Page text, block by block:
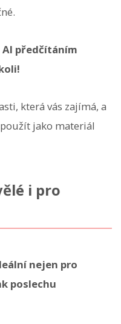
předčítáním
která vás zajímá, a
jako materiál
i pro
nejen pro
poslechu